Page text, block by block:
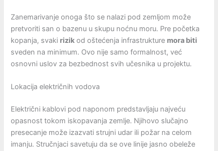
Zanemarivanje onoga što se nalazi pod zemljom može
pretvoriti san o bazenu u skupu noćnu moru. Pre početka
kopanja, svaki rizik od oštećenja infrastrukture mora biti
sveden na minimum. Ovo nije samo formalnost, već
osnovni uslov za bezbednost svih učesnika u projektu.
Lokacija električnih vodova
Električni kablovi pod naponom predstavljaju najveću
opasnost tokom iskopavanja zemlje. Njihovo slučajno
presecanje može izazvati strujni udar ili požar na celom
imanju. Stručnjaci savetuju da se ove linije jasno obeleže